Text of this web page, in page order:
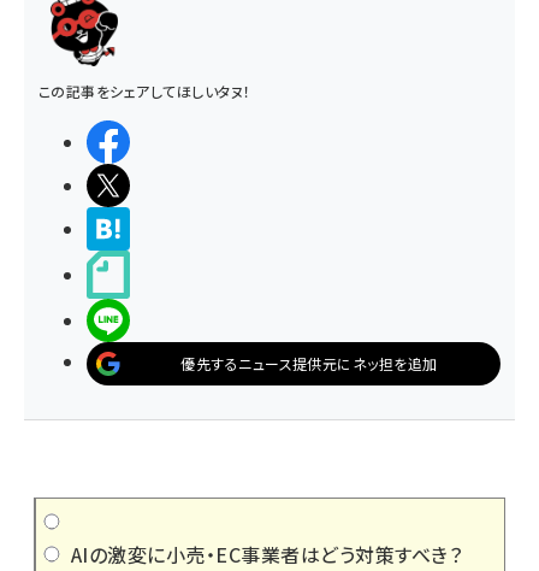
この記事をシェアしてほしいタヌ！
優先するニュース提供元にネッ担を追加
AIの激変に小売・EC事業者はどう対策すべき？